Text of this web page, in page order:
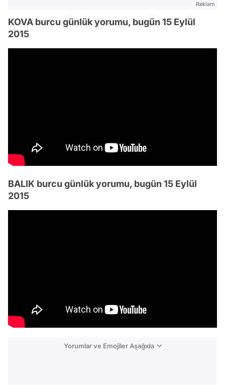
Reklam
KOVA burcu günlük yorumu, bugün 15 Eylül
2015
BALIK burcu günlük yorumu, bugün 15 Eylül
2015
Yorumlar ve Emojiler Aşağıda